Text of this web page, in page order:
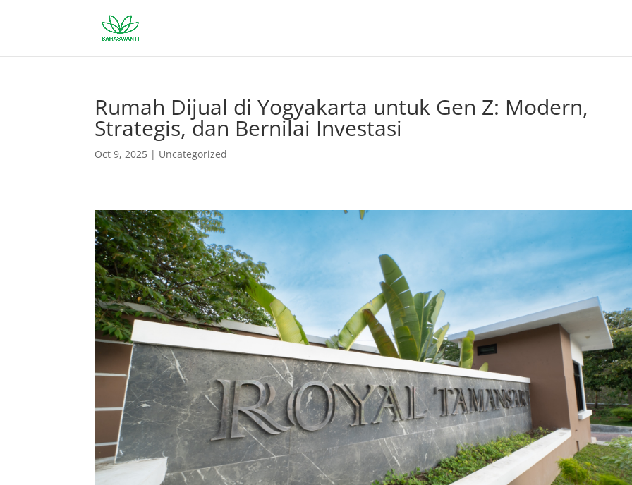
Rumah Dijual di Yogyakarta untuk Gen Z: Modern,
Strategis, dan Bernilai Investasi
Oct 9, 2025 | Uncategorized